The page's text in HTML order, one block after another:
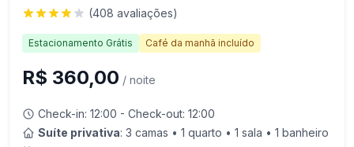
(408 avaliações)
Estacionamento Grátis Café da manhã incluído
R$ 360,00 / noite
Check-in: 12:00 - Check-out: 12:00
Suíte privativa: 3 camas • 1 quarto • 1 sala • 1 banheiro